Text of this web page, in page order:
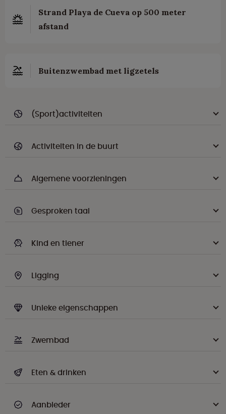
Strand Playa de Cueva op 500 meter
afstand
Buitenzwembad met ligzetels
(Sport)activiteiten
Activiteiten in de buurt
Algemene voorzieningen
Gesproken taal
Kind en tiener
Ligging
Unieke eigenschappen
Zwembad
Eten & drinken
Aanbieder